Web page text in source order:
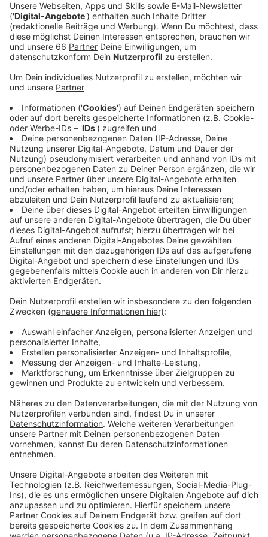
Sieg gegen Dänemark live an den großen Hotspots
in Düsseldorf verfolgen.
Veröffentlicht:Montag, 01.07.2024 05:58
Anzeige
Während das Spiel in Dortmund wegen des Unwetters
sogar unterbrochen wurde, haben die Fans in
Düsseldorf wettertechnisch Glück gehabt. Kurz vor
Beginn des Spiels gab es einige Tropfen und kurz vor
dem Ende der ersten Hälfte einen etwas heftigeren
Schauer. In den Fan-Zonen am Schauspielhaus,
Burgplatz und am Rheinufer wurde es darum zeitweise
etwas leerer. Umso voller wurde es in den Kneipen der
Stadt. Insgesamt war es aber trotz des Wetters eine
riesige Party. Wegen des großen Andrangs gab es
zeitweise sogar Einlassstopps in den Fan-Zonen. Als
Ausweichmöglichkeit konnte das Spiel auch im
Rheinpark verfolgt werden.
Weitere Infos und Links zum Thema:
Anzeige
So berichtet die Stadt
Die Fußball-EM 2024 in Düsseldorf
Nach Blitz und Donner: DFB-Team stürmt ins
Viertelfinale
Anzeige